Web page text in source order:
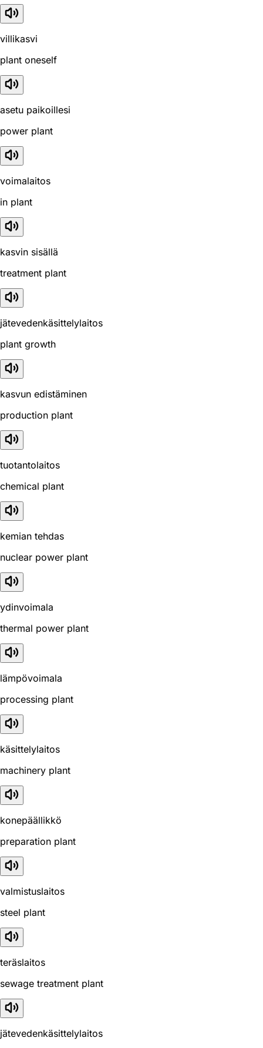
villikasvi
plant oneself
asetu paikoillesi
power plant
voimalaitos
in plant
kasvin sisällä
treatment plant
jätevedenkäsittelylaitos
plant growth
kasvun edistäminen
production plant
tuotantolaitos
chemical plant
kemian tehdas
nuclear power plant
ydinvoimala
thermal power plant
lämpövoimala
processing plant
käsittelylaitos
machinery plant
konepäällikkö
preparation plant
valmistuslaitos
steel plant
teräslaitos
sewage treatment plant
jätevedenkäsittelylaitos